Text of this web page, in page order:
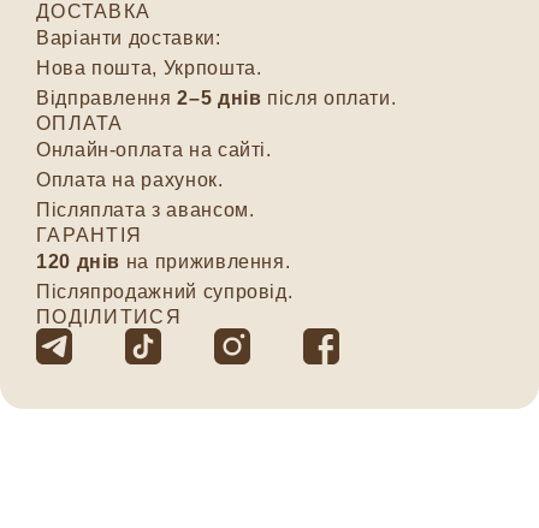
ДОСТАВКА
Варіанти доставки:
Нова пошта, Укрпошта.
Відправлення2–5 днів після оплати.
ОПЛАТА
Онлайн-оплата на сайті.
Оплата на рахунок.
Післяплата з авансом.
ГАРАНТІЯ
120 днів на приживлення.
Післяпродажний супровід.
ПОДІЛИТИСЯ